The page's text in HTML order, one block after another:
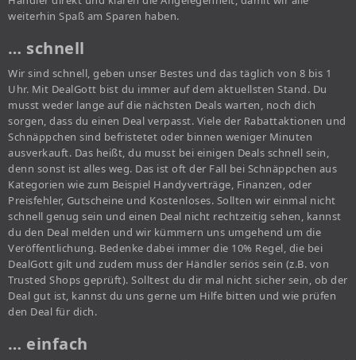
weiterhin Spaß am Sparen haben.
… schnell
Wir sind schnell, geben unser Bestes und das täglich von 8 bis 1
Uhr. Mit DealGott bist du immer auf dem aktuellsten Stand. Du
musst weder lange auf die nächsten Deals warten, noch dich
sorgen, dass du einen Deal verpasst. Viele der Rabattaktionen und
Schnäppchen sind befristetet oder binnen weniger Minuten
ausverkauft. Das heißt, du musst bei einigen Deals schnell sein,
denn sonst ist alles weg. Das ist oft der Fall bei Schnäppchen aus
Kategorien wie zum Beispiel Handyverträge, Finanzen, oder
Preisfehler, Gutscheine und Kostenloses. Sollten wir einmal nicht
schnell genug sein und einen Deal nicht rechtzeitig sehen, kannst
du den Deal melden und wir kümmern uns umgehend um die
Veröffentlichung. Bedenke dabei immer die 10% Regel, die bei
DealGott gilt und zudem muss der Händler seriös sein (z.B. von
Trusted Shops geprüft). Solltest du dir mal nicht sicher sein, ob der
Deal gut ist, kannst du uns gerne um Hilfe bitten und wie prüfen
den Deal für dich.
… einfach